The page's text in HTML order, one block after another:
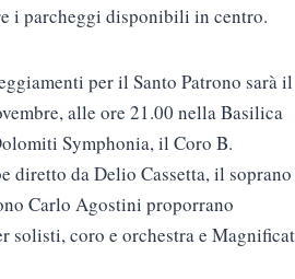
i parcheggi disponibili in centro.
per il Santo Patrono sarà il
alle ore 21.00 nella Basilica
Symphonia, il Coro B.
diretto da Delio Cassetta, il soprano
Carlo Agostini proporrano
solisti, coro e orchestra e Magnificat